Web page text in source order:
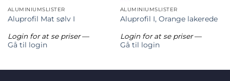
ALUMINIUMSLISTER
Aluprofil Mat sølv I
Login for at se priser—
Gå til login
ALUMINIUMSLISTER
Aluprofil I, Orange lakerede
Login for at se priser—
Gå til login